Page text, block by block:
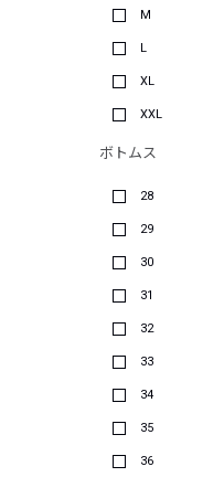
M
L
XL
XXL
ボトムス
28
29
30
31
32
33
34
35
36